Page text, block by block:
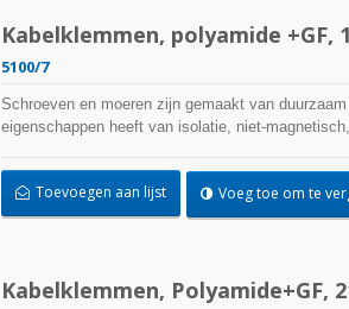
Kabelklemmen, polyamide +GF,
5100/7
Schroeven en moeren zijn gemaakt van
eigenschappen heeft van isolatie, niet-
Toevoegen aan lijst Voeg toe om te
Kabelklemmen, Polyamide+GF,